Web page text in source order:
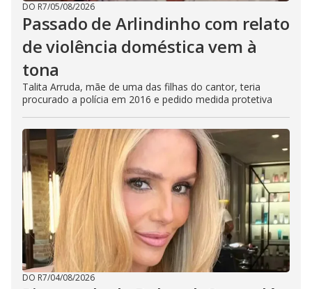
DO R7/05/08/2026
Passado de Arlindinho com relato
de violência doméstica vem à
tona
Talita Arruda, mãe de uma das filhas do cantor, teria
procurado a polícia em 2016 e pedido medida protetiva
DO R7/04/08/2026